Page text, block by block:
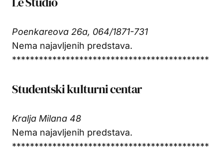
Poenkareova 26a, 064/1871-731
Nema najavljenih predstava.
********************************************
Studentski kulturni centar
Kralja Milana 48
Nema najavljenih predstava.
********************************************